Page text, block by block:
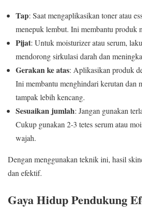
Tap: Saat mengaplikasikan toner atau
menepuk lembut. Ini membantu produk
Pijat: Untuk moisturizer atau serum,
mendorong sirkulasi darah dan
Gerakan ke atas: Aplikasikan produk
Ini membantu menghindari kerutan dan
tampak lebih kencang.
Sesuaikan jumlah: Jangan gunakan
Cukup gunakan 2-3 tetes serum atau
wajah.
Dengan menggunakan teknik ini, hasil
dan efektif.
Gaya Hidup Pendukung